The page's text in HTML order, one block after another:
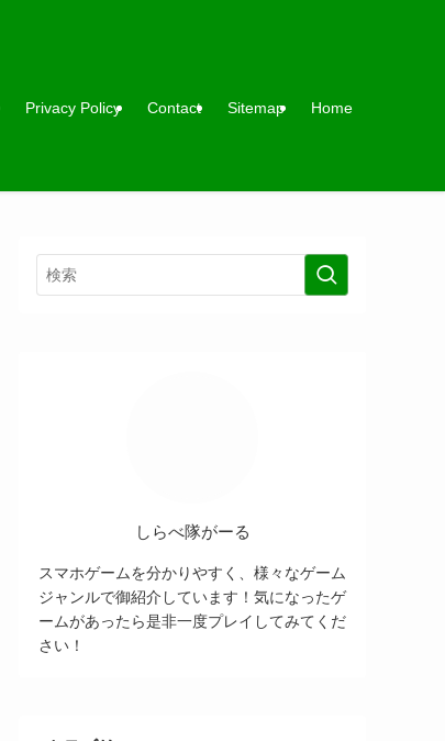
Privacy Policy Contact Sitemap Home
しらべ隊がーる
スマホゲームを分かりやすく、様々なゲーム
ジャンルで御紹介しています！気になったゲ
ームがあったら是非一度プレイしてみてくだ
さい！